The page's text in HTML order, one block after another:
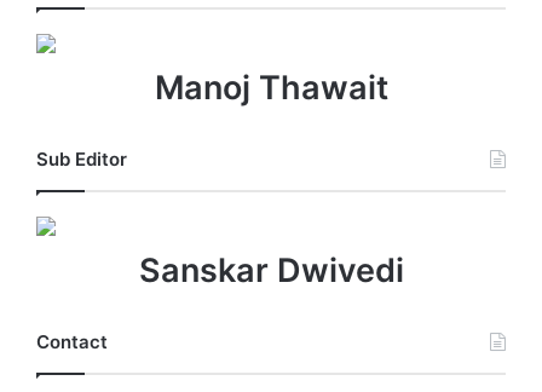
Manoj Thawait
Sub Editor
Sanskar Dwivedi
Contact